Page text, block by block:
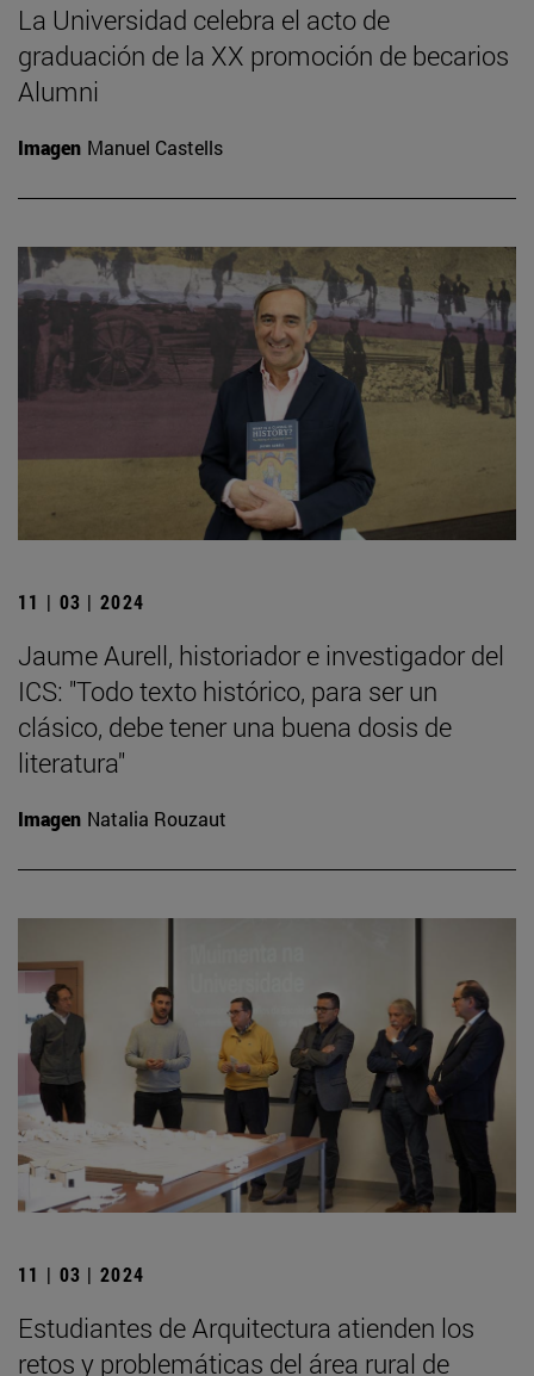
La Universidad celebra el acto de
graduación de la XX promoción de becarios
Alumni
Imagen Manuel Castells
11 | 03 | 2024
Jaume Aurell, historiador e investigador del
ICS: "Todo texto histórico, para ser un
clásico, debe tener una buena dosis de
literatura"
Imagen Natalia Rouzaut
11 | 03 | 2024
Estudiantes de Arquitectura atienden los
retos y problemáticas del área rural de